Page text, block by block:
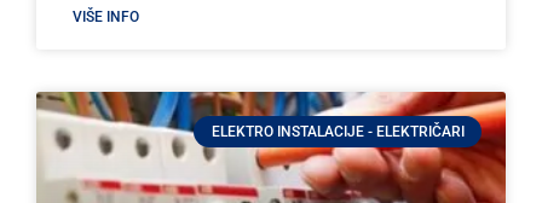
VIŠE INFO
ELEKTRO INSTALACIJE - ELEKTRIČARI